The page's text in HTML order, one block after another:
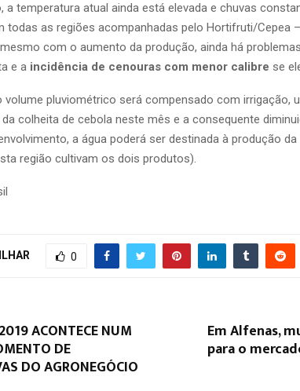
a temperatura atual ainda está elevada e chuvas
todas as regiões acompanhadas pelo Hortifruti/Cepea
com o aumento da produção, ainda há
e a incidência de cenouras com menor calibre se
volume pluviométrico será compensado com irrigação,
colheita de cebola neste mês e a consequente
a água poderá ser destinada à produção
região cultivam os dois produtos).
0
ACONTECE NUM
DE
DO AGRONEGÓCIO
Em Alfenas,
para o